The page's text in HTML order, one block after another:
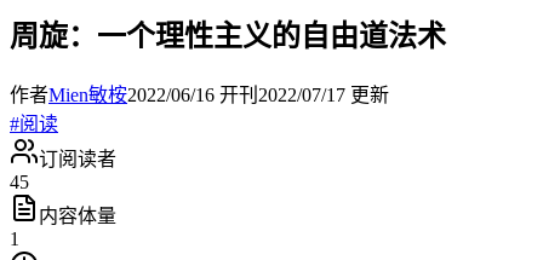
周旋：一个理性主义的自由道法术
作者Mien敏桉2022/06/16 开刊 2022/07/17 更新
#阅读
订阅读者
45
内容体量
1